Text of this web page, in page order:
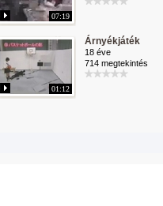
07:19
01:12
Árnyékjáték
18 éve
714 megtekintés